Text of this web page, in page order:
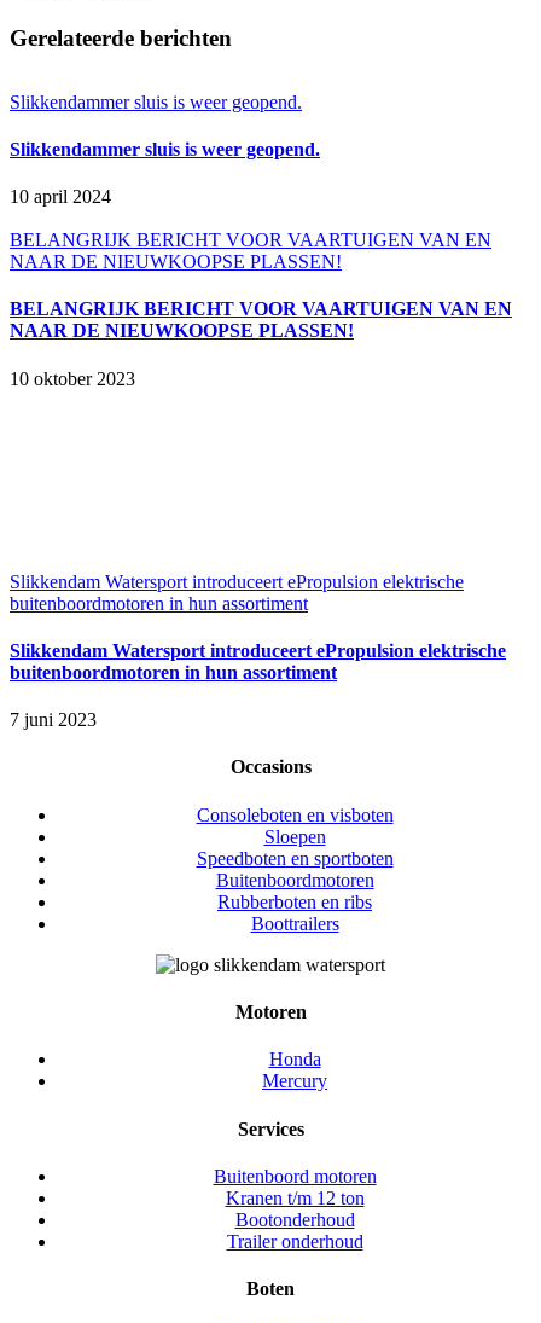
Facebook
X
LinkedIn
WhatsApp
E-
Gerelateerde berichten
Slikkendammer sluis is weer geopend.
Slikkendammer sluis is weer geopend.
10 april 2024
BELANGRIJK BERICHT VOOR VAARTUIGEN VAN EN
NAAR DE NIEUWKOOPSE PLASSEN!
BELANGRIJK BERICHT VOOR VAARTUIGEN VAN EN
NAAR DE NIEUWKOOPSE PLASSEN!
10 oktober 2023
Slikkendam Watersport introduceert ePropulsion elektrische
buitenboordmotoren in hun assortiment
Slikkendam Watersport introduceert ePropulsion elektrische
buitenboordmotoren in hun assortiment
7 juni 2023
Occasions
Consoleboten en visboten
Sloepen
Speedboten en sportboten
Buitenboordmotoren
Rubberboten en ribs
Boottrailers
Motoren
Honda
Mercury
Services
Buitenboord motoren
Kranen t/m 12 ton
Bootonderhoud
Trailer onderhoud
Boten